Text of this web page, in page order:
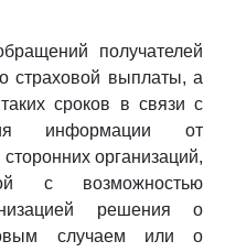
получателей
страховой выплаты, а
сроков в связи с
информации от
организаций,
с возможностью
решения о
случаем или о